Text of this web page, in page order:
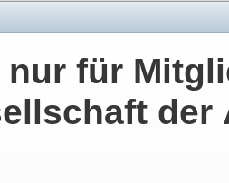
nur für
der